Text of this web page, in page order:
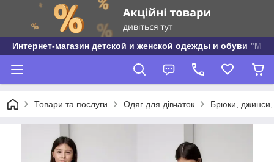
Интернет-магазин детской и женской одежды и обуви
Товари та послуги Одяг для дівчаток Брюки, джинси,